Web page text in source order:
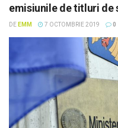
emisiunile de titluri de
DE EMM 7 OCTOMBRIE 2019 0